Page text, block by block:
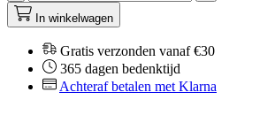
In winkelwagen
Gratis verzonden vanaf €30
365 dagen bedenktijd
Achteraf betalen met Klarna